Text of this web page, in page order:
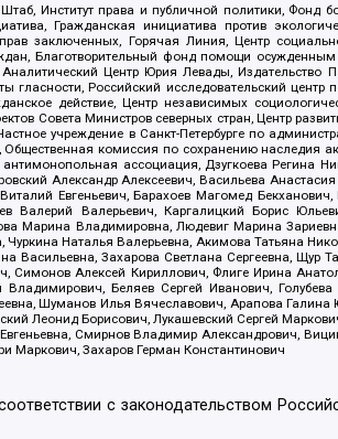
Институт права и публичной политики, Фонд
Гражданская инициатива против
заключенных, Горячая Линия, Центр
Благотворительный фонд помощи
Центр Юрия Левады, Издательство
Российский исследовательский центр
действие, Центр независимых
Совета Министров северных стран, Центр
учреждение в Санкт-Петербурге по
комиссия по сохранению наследия
ассоциация, Дзугкоева Регина
Александр Алексеевич, Васильева Анастасия
Евгеньевич, Барахоев Магомед
Валерий Валерьевич, Каргалицкий Борис
Марина Владимировна, Людевиг Марина
Наталья Валерьевна, Акимова Татьяна
Васильевна, Захарова Светлана Сергеевна, Щур
Симонов Алексей Кириллович, Флиге Ирина
Беляев Сергей Иванович, Голубева
Шуманов Илья Вячеславович, Арапова Галина
Леонид Борисович, Лукашевский Сергей
Смирнов Владимир Александрович,
Маркович, Захаров Герман Константинович
с законодательством